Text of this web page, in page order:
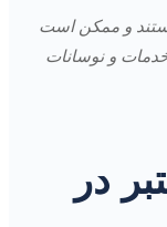
و ممکن است
و نوسانات
در